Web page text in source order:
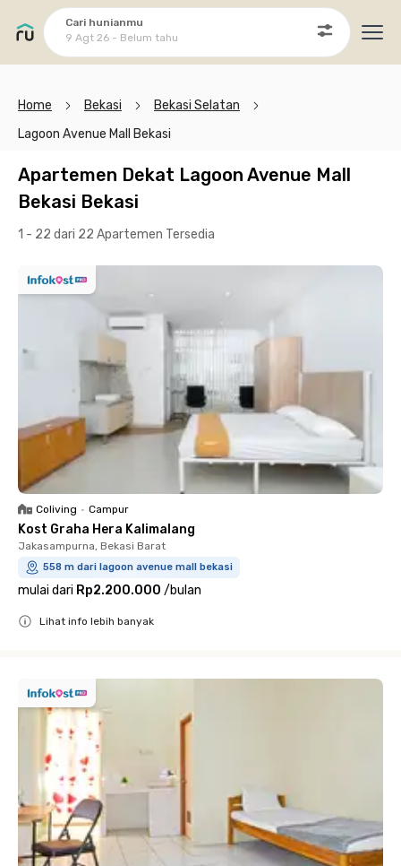
Cari hunianmu
9 Agt 26 - Belum tahu
Home Bekasi
Bekasi Selatan
Lagoon Avenue Mall Bekasi
Apartemen Dekat Lagoon Avenue Mall
Bekasi Bekasi
1 - 22 dari 22 Apartemen Tersedia
Coliving • Campur
Kost Graha Hera Kalimalang
Jakasampurna, Bekasi Barat
558 m dari lagoon avenue mall bekasi
mulai dari Rp2.200.000 /bulan
Lihat info lebih banyak